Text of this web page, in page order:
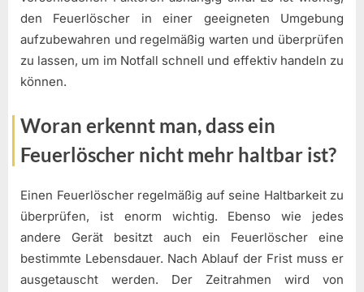
den Feuerlöscher in einer geeigneten Umgebung
aufzubewahren und regelmäßig warten und überprüfen
zu lassen, um im Notfall schnell und effektiv handeln zu
können.
Woran erkennt man, dass ein
Feuerlöscher nicht mehr haltbar ist?
Einen Feuerlöscher regelmäßig auf seine Haltbarkeit zu
überprüfen, ist enorm wichtig. Ebenso wie jedes
andere Gerät besitzt auch ein Feuerlöscher eine
bestimmte Lebensdauer. Nach Ablauf der Frist muss er
ausgetauscht werden. Der Zeitrahmen wird von